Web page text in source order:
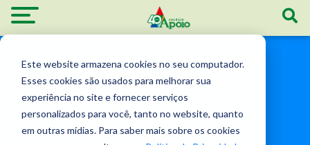
Este website armazena cookies no seu computador.
Esses cookies são usados ​​para melhorar sua
experiência no site e fornecer serviços
personalizados para você, tanto no website, quanto
em outras mídias. Para saber mais sobre os cookies
Blog - Ensino
Fundamental 2
Institucional